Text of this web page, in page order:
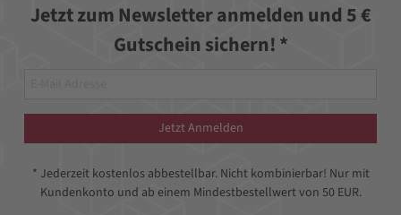
Jetzt zum Newsletter anmelden und 5 €
Gutschein sichern! *
Jetzt Anmelden
* Jederzeit kostenlos abbestellbar. Nicht kombinierbar! Nur mit
Kundenkonto und ab einem Mindestbestellwert von 50 EUR.